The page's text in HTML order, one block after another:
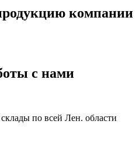
компании
с нами
по всей Лен. области